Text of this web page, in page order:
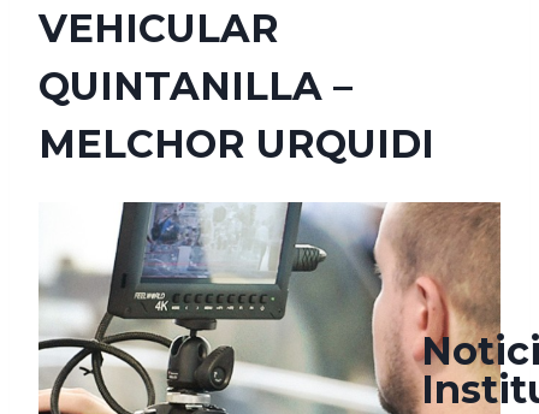
VEHICULAR
QUINTANILLA –
MELCHOR URQUIDI
marzo 21, 2022agosto 23, 2022